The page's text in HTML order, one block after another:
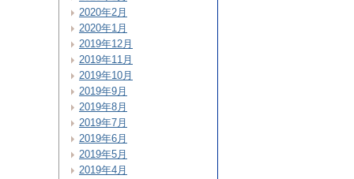
2020年2月
2020年1月
2019年12月
2019年11月
2019年10月
2019年9月
2019年8月
2019年7月
2019年6月
2019年5月
2019年4月